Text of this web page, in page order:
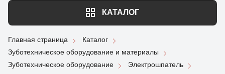
КАТАЛОГ
Главная страница
Каталог
Зуботехническое оборудование и материалы
Зуботехническое оборудование
Электрошпатель